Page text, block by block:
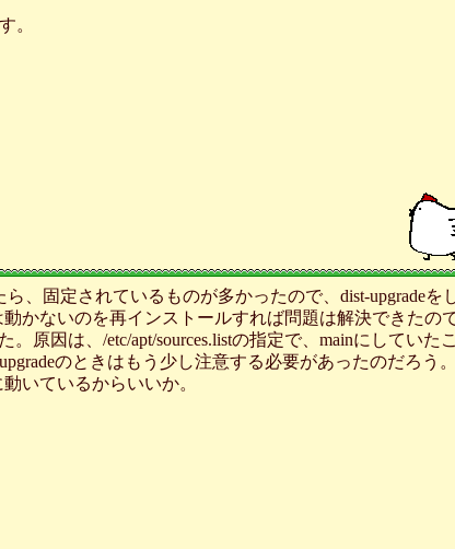
。
ら、固定されているものが多かったので、dist-upgradeを
かないのを再インストールすれば問題は解決できたの
原因は、/etc/apt/sources.listの指定で、mainにしていた
のときはもう少し注意する必要があったのだろう
いているからいいか。